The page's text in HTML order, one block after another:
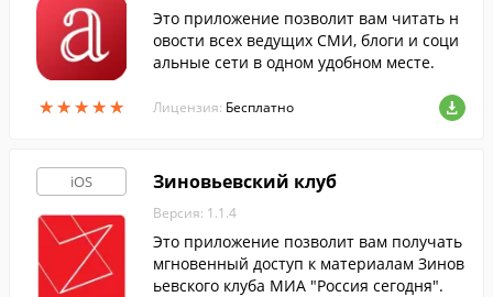
★★★★★
★★★★★
Это приложение позволит вам читать н
овости всех ведущих СМИ, блоги и соци
альные сети в одном удобном месте.
Лицензия: Бесплатно
iOS Зиновьевский клуб
Версия: 1.1.4
Это приложение позволит вам получать
мгновенный доступ к материалам Зинов
ьевского клуба МИА "Россия сегодня".